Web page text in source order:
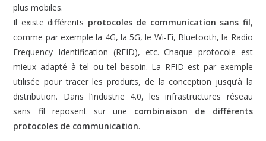
plus mobiles.
Il existe différents protocoles de communication sans fil,
comme par exemple la 4G, la 5G, le Wi-Fi, Bluetooth, la Radio
Frequency Identification (RFID), etc. Chaque protocole est
mieux adapté à tel ou tel besoin. La RFID est par exemple
utilisée pour tracer les produits, de la conception jusqu’à la
distribution. Dans l’industrie 4.0, les infrastructures réseau
sans fil reposent sur une combinaison de différents
protocoles de communication.